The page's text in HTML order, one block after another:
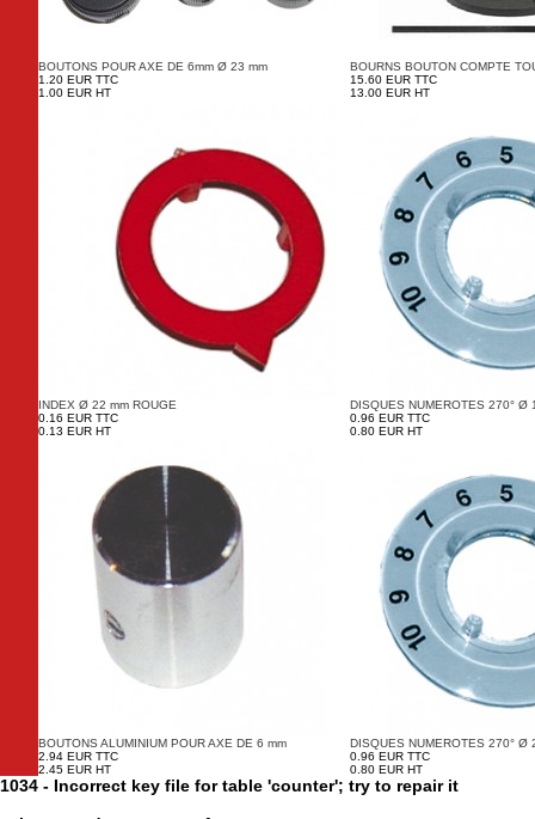
BOUTONS POUR AXE DE 6mm Ø 23 mm
1.20 EUR TTC
1.00 EUR HT
BOURNS BOUTON COMPTE
15.60 EUR TTC
13.00 EUR HT
INDEX Ø 22 mm ROUGE
0.16 EUR TTC
0.13 EUR HT
DISQUES NUMEROTES 270° Ø
0.96 EUR TTC
0.80 EUR HT
BOUTONS ALUMINIUM POUR AXE DE 6 mm
2.94 EUR TTC
2.45 EUR HT
DISQUES NUMEROTES 270° Ø
0.96 EUR TTC
0.80 EUR HT
1034 - Incorrect key file for table 'counter'; try to repair it